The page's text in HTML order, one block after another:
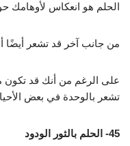
الحلم هو انعكاس لأوهامك
من جانب آخر قد تشعر
على الرغم من أنك قد تكون
تشعر بالوحدة في بعض
45- الحلم بالثور الودود